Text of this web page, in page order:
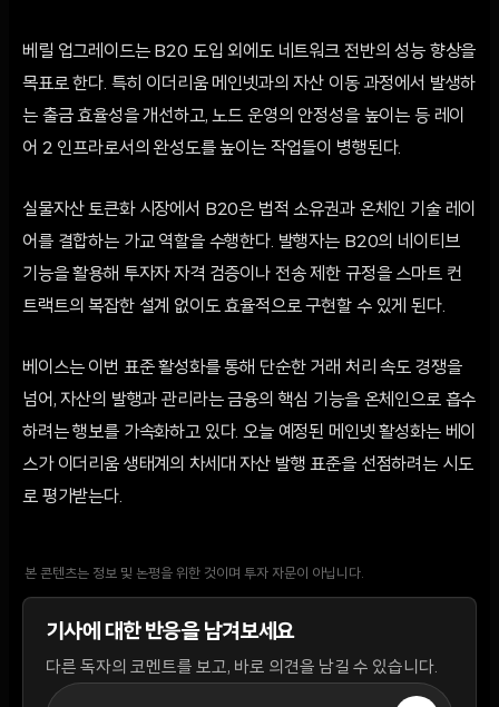
베릴 업그레이드는 B20 도입 외에도 네트워크 전반의 성능 향상을
목표로 한다. 특히 이더리움 메인넷과의 자산 이동 과정에서 발생하
는 출금 효율성을 개선하고, 노드 운영의 안정성을 높이는 등 레이
어 2 인프라로서의 완성도를 높이는 작업들이 병행된다.
실물자산 토큰화 시장에서 B20은 법적 소유권과 온체인 기술 레이
어를 결합하는 가교 역할을 수행한다. 발행자는 B20의 네이티브
기능을 활용해 투자자 자격 검증이나 전송 제한 규정을 스마트 컨
트랙트의 복잡한 설계 없이도 효율적으로 구현할 수 있게 된다.
베이스는 이번 표준 활성화를 통해 단순한 거래 처리 속도 경쟁을
넘어, 자산의 발행과 관리라는 금융의 핵심 기능을 온체인으로 흡수
하려는 행보를 가속화하고 있다. 오늘 예정된 메인넷 활성화는 베이
스가 이더리움 생태계의 차세대 자산 발행 표준을 선점하려는 시도
로 평가받는다.
본 콘텐츠는 정보 및 논평을 위한 것이며 투자 자문이 아닙니다.
기사에 대한 반응을 남겨보세요
다른 독자의 코멘트를 보고, 바로 의견을 남길 수 있습니다.